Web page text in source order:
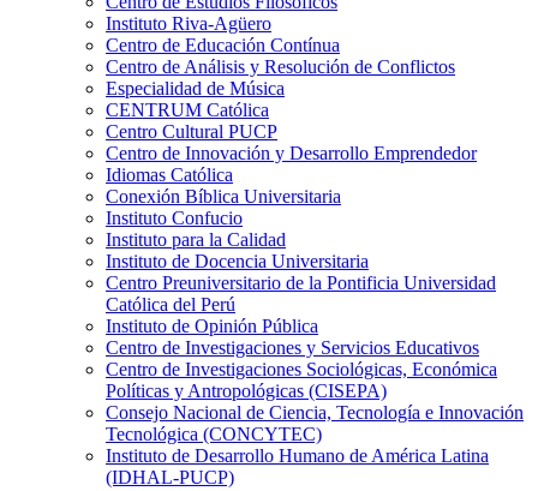
Instituto Riva-Agüero
Centro de Educación Contínua
Centro de Análisis y Resolución de Conflictos
Especialidad de Música
CENTRUM Católica
Centro Cultural PUCP
Centro de Innovación y Desarrollo Emprendedor
Idiomas Católica
Conexión Bíblica Universitaria
Instituto Confucio
Instituto para la Calidad
Instituto de Docencia Universitaria
Centro Preuniversitario de la Pontificia Universidad
Católica del Perú
Instituto de Opinión Pública
Centro de Investigaciones y Servicios Educativos
Centro de Investigaciones Sociológicas, Económica
Políticas y Antropológicas (CISEPA)
Consejo Nacional de Ciencia, Tecnología e Innovación
Tecnológica (CONCYTEC)
Instituto de Desarrollo Humano de América Latina
(IDHAL-PUCP)